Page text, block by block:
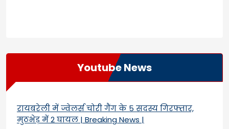
Youtube News
रायबरेली में ज्वेलर्स चोरी गैंग के 5 सदस्य गिरफ्तार,
मुठभेड़ में 2 घायल | Breaking News |